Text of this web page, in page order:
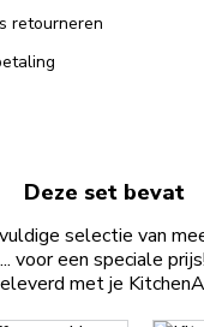
retourneren
Deze set bevat
selectie van
voor een speciale
met je